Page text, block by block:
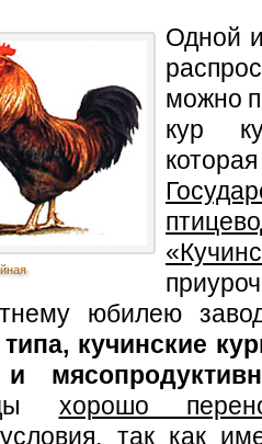
Одной
можно
кур
юбилею
кучинские
хорошо
, так как